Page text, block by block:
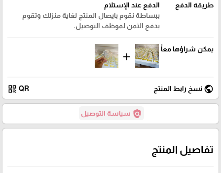
طريقة الدفع
الدفع عند الإستلام
ببساطة نقوم بايصال المنتج لغاية منزلك وتقوم
بدفع الثمن لموظف التوصيل.
يمكن شراؤها معاً
add
public نسخ رابط المنتج QR
qr_code
policy سياسة التوصيل
تفاصيل المنتج